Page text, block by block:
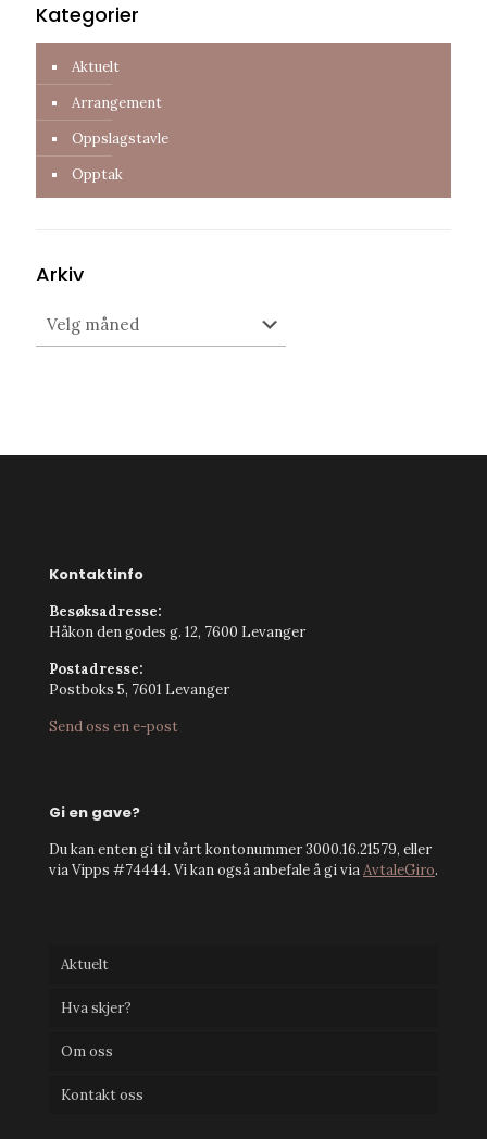
Kategorier
Aktuelt
Arrangement
Oppslagstavle
Opptak
Arkiv
Kontaktinfo
Besøksadresse:
Håkon den godes g. 12, 7600 Levanger
Postadresse:
Postboks 5, 7601 Levanger
Send oss en e-post
Gi en gave?
Du kan enten gi til vårt kontonummer 3000.16.21579, eller
via Vipps #74444. Vi kan også anbefale å gi viaAvtaleGiro.
Aktuelt
Hva skjer?
Om oss
Kontakt oss